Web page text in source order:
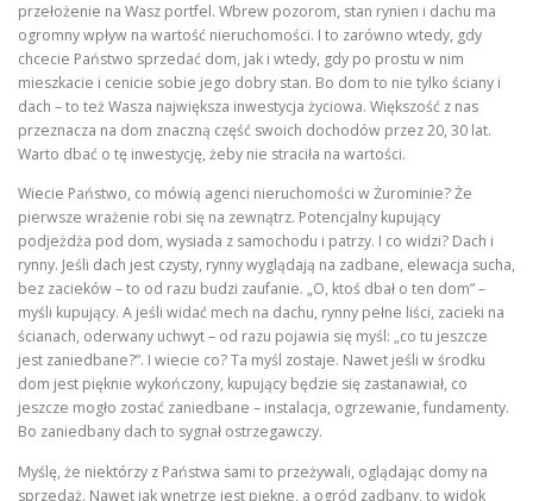
przełożenie na Wasz portfel. Wbrew pozorom, stan rynien i dachu ma
ogromny wpływ na wartość nieruchomości. I to zarówno wtedy, gdy
chcecie Państwo sprzedać dom, jak i wtedy, gdy po prostu w nim
mieszkacie i cenicie sobie jego dobry stan. Bo dom to nie tylko ściany i
dach – to też Wasza największa inwestycja życiowa. Większość z nas
przeznacza na dom znaczną część swoich dochodów przez 20, 30 lat.
Warto dbać o tę inwestycję, żeby nie straciła na wartości.
Wiecie Państwo, co mówią agenci nieruchomości w Żurominie? Że
pierwsze wrażenie robi się na zewnątrz. Potencjalny kupujący
podjeżdża pod dom, wysiada z samochodu i patrzy. I co widzi? Dach i
rynny. Jeśli dach jest czysty, rynny wyglądają na zadbane, elewacja sucha,
bez zacieków – to od razu budzi zaufanie. „O, ktoś dbał o ten dom” –
myśli kupujący. A jeśli widać mech na dachu, rynny pełne liści, zacieki na
ścianach, oderwany uchwyt – od razu pojawia się myśl: „co tu jeszcze
jest zaniedbane?”. I wiecie co? Ta myśl zostaje. Nawet jeśli w środku
dom jest pięknie wykończony, kupujący będzie się zastanawiał, co
jeszcze mogło zostać zaniedbane – instalacja, ogrzewanie, fundamenty.
Bo zaniedbany dach to sygnał ostrzegawczy.
Myślę, że niektórzy z Państwa sami to przeżywali, oglądając domy na
sprzedaż. Nawet jak wnętrze jest piękne, a ogród zadbany, to widok